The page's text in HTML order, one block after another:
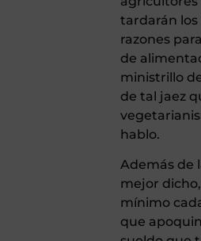
tardarán los
razones
de
ministrillo
de tal jaez
hablo.
Además de
mejor
mínimo
que